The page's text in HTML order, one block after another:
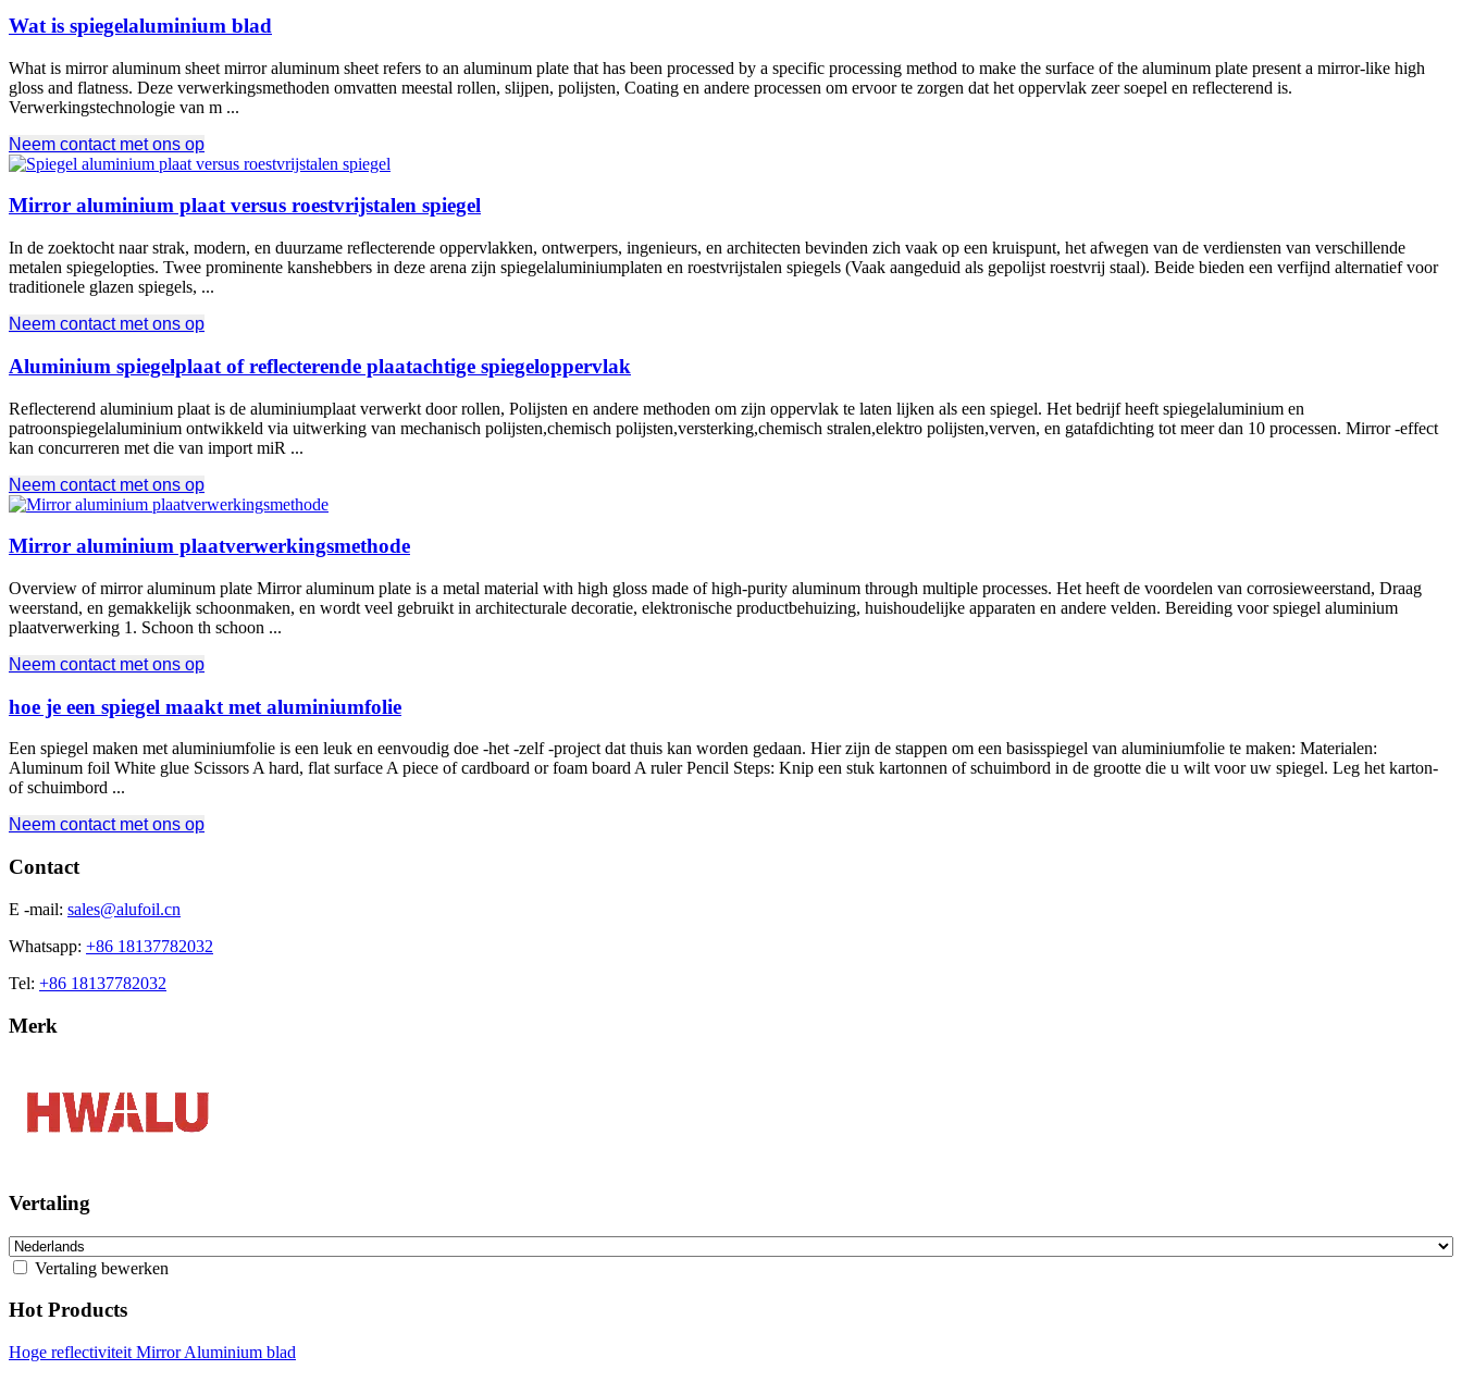
Wat is spiegelaluminium blad
What is mirror aluminum sheet mirror aluminum sheet refers to an aluminum plate that has been processed by a specific processing method to make the surface of the aluminum plate present a mirror-like high
gloss and flatness. Deze verwerkingsmethoden omvatten meestal rollen, slijpen, polijsten, Coating en andere processen om ervoor te zorgen dat het oppervlak zeer soepel en reflecterend is.
Verwerkingstechnologie van m ...
Neem contact met ons op
Mirror aluminium plaat versus roestvrijstalen spiegel
In de zoektocht naar strak, modern, en duurzame reflecterende oppervlakken, ontwerpers, ingenieurs, en architecten bevinden zich vaak op een kruispunt, het afwegen van de verdiensten van verschillende
metalen spiegelopties. Twee prominente kanshebbers in deze arena zijn spiegelaluminiumplaten en roestvrijstalen spiegels (Vaak aangeduid als gepolijst roestvrij staal). Beide bieden een verfijnd alternatief voor
traditionele glazen spiegels, ...
Neem contact met ons op
Aluminium spiegelplaat of reflecterende plaatachtige spiegeloppervlak
Reflecterend aluminium plaat is de aluminiumplaat verwerkt door rollen, Polijsten en andere methoden om zijn oppervlak te laten lijken als een spiegel. Het bedrijf heeft spiegelaluminium en
patroonspiegelaluminium ontwikkeld via uitwerking van mechanisch polijsten,chemisch polijsten,versterking,chemisch stralen,elektro polijsten,verven, en gatafdichting tot meer dan 10 processen. Mirror -effect
kan concurreren met die van import miR ...
Neem contact met ons op
Mirror aluminium plaatverwerkingsmethode
Overview of mirror aluminum plate Mirror aluminum plate is a metal material with high gloss made of high-purity aluminum through multiple processes. Het heeft de voordelen van corrosieweerstand, Draag
weerstand, en gemakkelijk schoonmaken, en wordt veel gebruikt in architecturale decoratie, elektronische productbehuizing, huishoudelijke apparaten en andere velden. Bereiding voor spiegel aluminium
plaatverwerking 1. Schoon th schoon ...
Neem contact met ons op
hoe je een spiegel maakt met aluminiumfolie
Een spiegel maken met aluminiumfolie is een leuk en eenvoudig doe -het -zelf -project dat thuis kan worden gedaan. Hier zijn de stappen om een basisspiegel van aluminiumfolie te maken: Materialen:
Aluminum foil White glue Scissors A hard, flat surface A piece of cardboard or foam board A ruler Pencil Steps: Knip een stuk kartonnen of schuimbord in de grootte die u wilt voor uw spiegel. Leg het karton-
of schuimbord ...
Neem contact met ons op
Contact
E -mail: sales@alufoil.cn
Whatsapp: +86 18137782032
Tel: +86 18137782032
Merk
Vertaling
Vertaling bewerken
Hot Products
Hoge reflectiviteit Mirror Aluminium blad